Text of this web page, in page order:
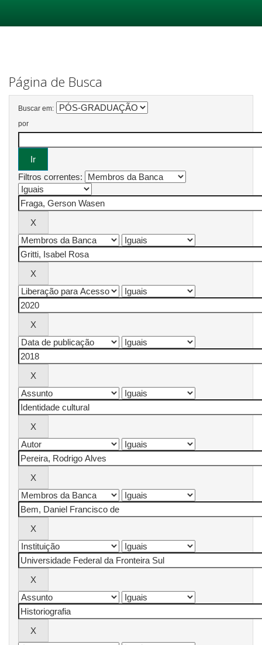
Página de Busca
Buscar em:
por
Filtros correntes: